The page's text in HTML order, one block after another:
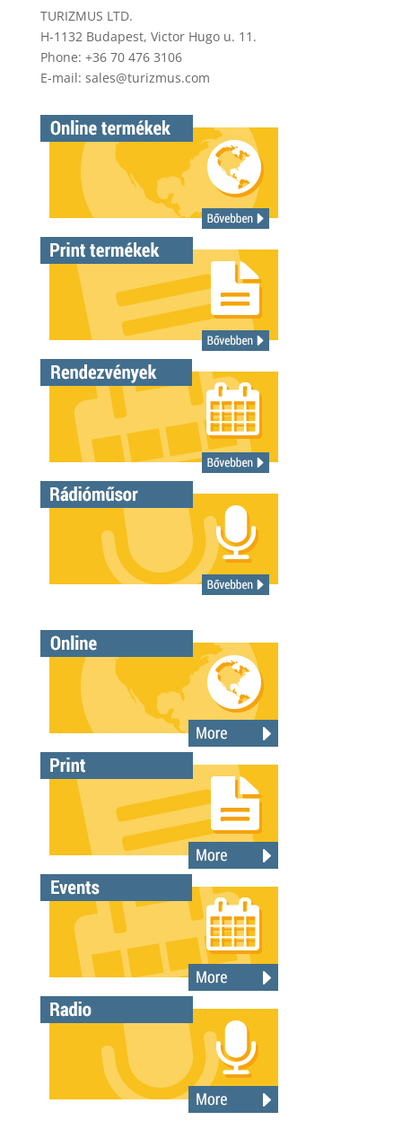
TURIZMUS LTD.
H-1132 Budapest, Victor Hugo u. 11.
Phone: +36 70 476 3106
E-mail: sales@turizmus.com